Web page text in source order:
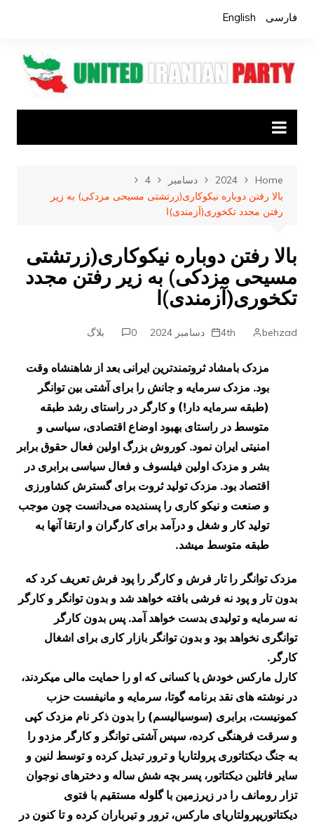
فارسی English
Home
2024 دسامبر
4
بالا رفتن دوباره نیکوکاری(زرتشتی مسیحی مزدکی) به زیر
رفتن مجدد تکخوری(آزمندی)ا
بالا رفتن دوباره نیکوکاری(زرتشتی
مسیحی مزدکی) به زیر رفتن مجدد
تکخوری(آزمندی)ا
behzad 4th دسامبر 2024 0 بلاگ
مزدک بامشاد ثروتمندترین ایرانی بعد از شاهنشاه وقت
بود. مزدک سرمایه و جانش را برای آشتی بین توانگر
(طبقه سرمایه دار!) و کارگر در راستای رشد طبقه
متوسط در راستای بهبود اوضاع اقتصادی، سیاسی و
امنیتی ایران نمود. کوروش بزرگ اولین فعال حقوق برابر
بشر و مزدک اولین فیلسوف و فعال سیاسی برابری در
اقتصاد بود. مزدک تولید ثروت برای گسترش کشاورزی
و صنعت و نیکو کاری را پسندیده می‌دانست چون موجب
تولید کار و شغل و درآمد برای کارگران و ارتقا آنها به
طبقه متوسط میشد.
مزدک توانگر را تار فرش و کارگر را پود فرش تعریف کرد که
بدون تار و پود نه فرشی بافته خواهد شد و بدون توانگر و کارگر
نه سرمایه و تولیدی بدست خواهد آمد. پس بدون کارگر
توانگری نخواهد بود و بدون توانگر بازار کاری برای اشغال
کارگر.
کارل مارکس خودش یا کسانی که او را حمایت مالی میکردند،
در نوشته های نقد برنامه گوتا، سرمایه و مانیفست حزب
کمونیست، برابری (سوسیالیسم) را بدون ذکر نام مزدک کپی
و سرقت فرهنگی کرده، سپس آشتی توانگر و کارگر مزدو را
به جنگ دیکتاتوری پرولتاریا و ترور تبدیل کرده و توسط لنین و
سایر فاتلین دیکتاتور، پسر بچه شش ساله و دخترهای نوجوان
تزار رومانف را در زیرزمین با گلوله مستقیم با فتوی
دیکتاتوریپرولتاریای مارکس، ترور و تیرباران کرده و تا کنون در